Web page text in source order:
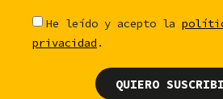
He leído y acepto la
privacidad .
QUIERO